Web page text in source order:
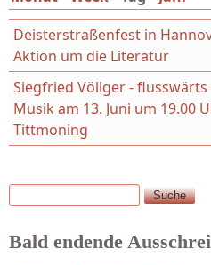
Deisterstraßenfest in
Aktion um die Literatur
Siegfried Völlger -
Musik am 13. Juni um 19.00
Tittmoning
Suchformular
Suche
Bald endende